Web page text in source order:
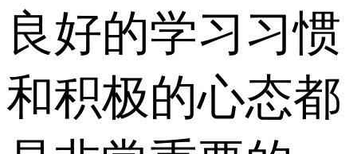
良好的学习习惯
和积极的心态都